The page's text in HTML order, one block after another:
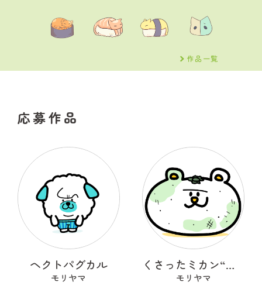
作品一覧
応募作品
ヘクトパグカル
モリヤマ
くさったミカン“みカビん”
モリヤマ